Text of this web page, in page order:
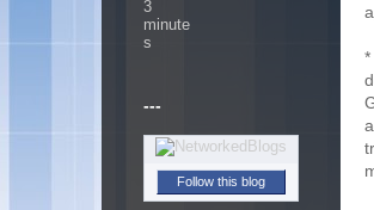
*
---
Follow this blog